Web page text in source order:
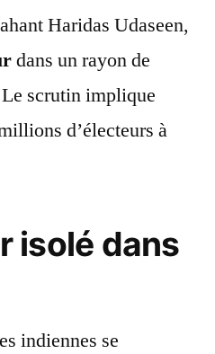
Haridas Udaseen,
dans un rayon de
scrutin implique
d’électeurs à
isolé dans
indiennes se